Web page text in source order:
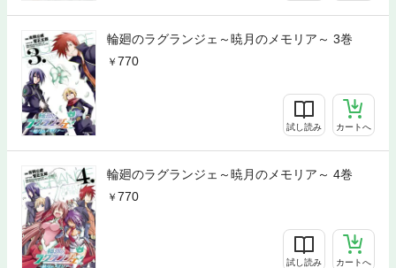
輪廻のラグランジェ～暁月のメモリア～ 3巻
770
試し読み カートへ
輪廻のラグランジェ～暁月のメモリア～ 4巻
770
試し読み カートへ